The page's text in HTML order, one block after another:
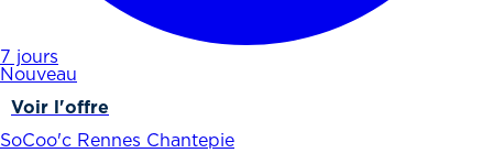
7 jours
Nouveau
Voir l'offre
SoCoo'c Rennes Chantepie